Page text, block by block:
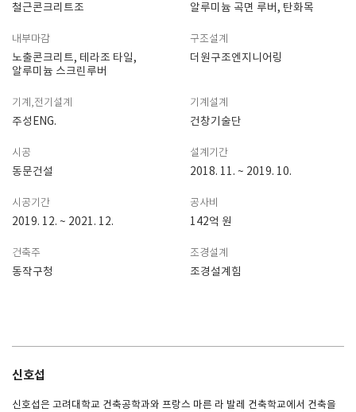
철근콘크리트조 알루미늄 곡면 루버, 탄화목
내부마감
노출콘크리트, 테라조 타일,
알루미늄 스크린루버
구조설계
더원구조엔지니어링
기계,전기설계
주성ENG.
기계설계
건창기술단
시공
동문건설
설계기간
2018. 11. ~ 2019. 10.
시공기간
2019. 12. ~ 2021. 12.
공사비
142억 원
건축주
동작구청
조경설계
조경설계힘
신호섭
신호섭은 고려대학교 건축공학과와 프랑스 마른 라 발레 건축학교에서 건축을